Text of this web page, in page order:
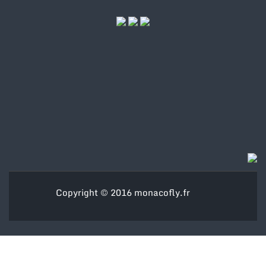
Copyright © 2016 monacofly.fr